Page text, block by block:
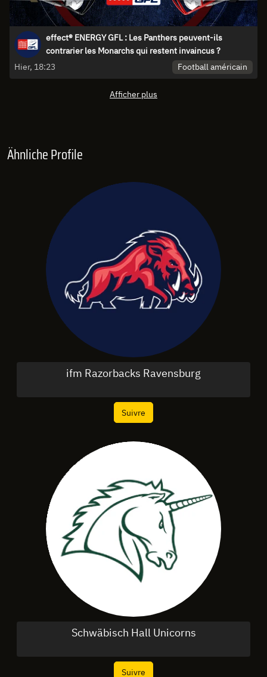
effect® ENERGY GFL : Les Panthers peuvent-ils
contrarier les Monarchs qui restent invaincus ?
Hier, 18:23
Football américain
Afficher plus
Ähnliche Profile
ifm Razorbacks Ravensburg
Suivre
Schwäbisch Hall Unicorns
Suivre